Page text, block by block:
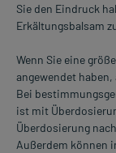
Sie den Eindruck
Erkältungsbalsam
Wenn Sie eine
angewendet haben,
Bei
ist mit
Überdosierung
Außerdem können